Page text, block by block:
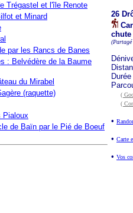
Trégastel et l'île Renote
et Minard
par les Rancs de Banes
: Belvédère de la Baume
du Mirabel
(raquette)
Pialoux
de Baïn par le Pié de Boeuf
26
chute
(
(
•
• Carte
• Vos